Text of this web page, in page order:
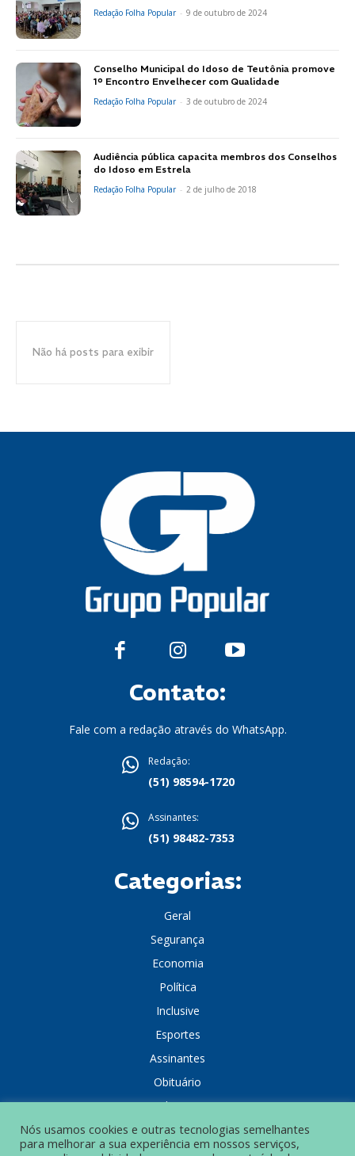
Redação Folha Popular - 9 de outubro de 2024
Conselho Municipal do Idoso de Teutônia promove
1º Encontro Envelhecer com Qualidade
Redação Folha Popular - 3 de outubro de 2024
Audiência pública capacita membros dos Conselhos
do Idoso em Estrela
Redação Folha Popular - 2 de julho de 2018
Não há posts para exibir
Contato:
Fale com a redação através do WhatsApp.
Redação:
(51) 98594-1720
Assinantes:
(51) 98482-7353
Categorias:
Geral
Segurança
Economia
Política
Inclusive
Esportes
Assinantes
Obituário
Colunistas
Nós usamos cookies e outras tecnologias semelhantes
para melhorar a sua experiência em nossos serviços,